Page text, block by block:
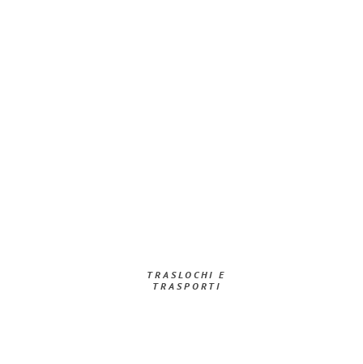
TRASLOCHI E
TRASPORTI​